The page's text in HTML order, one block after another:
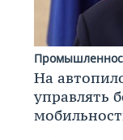
На
управлять